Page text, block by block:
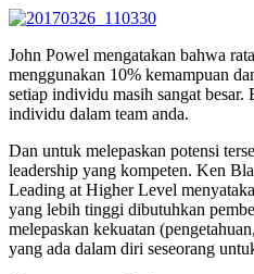
John Powel mengatakan bahwa
menggunakan 10% kemampuan
setiap individu masih sangat besar.
individu dalam team anda.
Dan untuk melepaskan potensi
leadership yang kompeten. Ken
Leading at Higher Level
yang lebih tinggi dibutuhkan
melepaskan kekuatan
yang ada dalam diri seseorang